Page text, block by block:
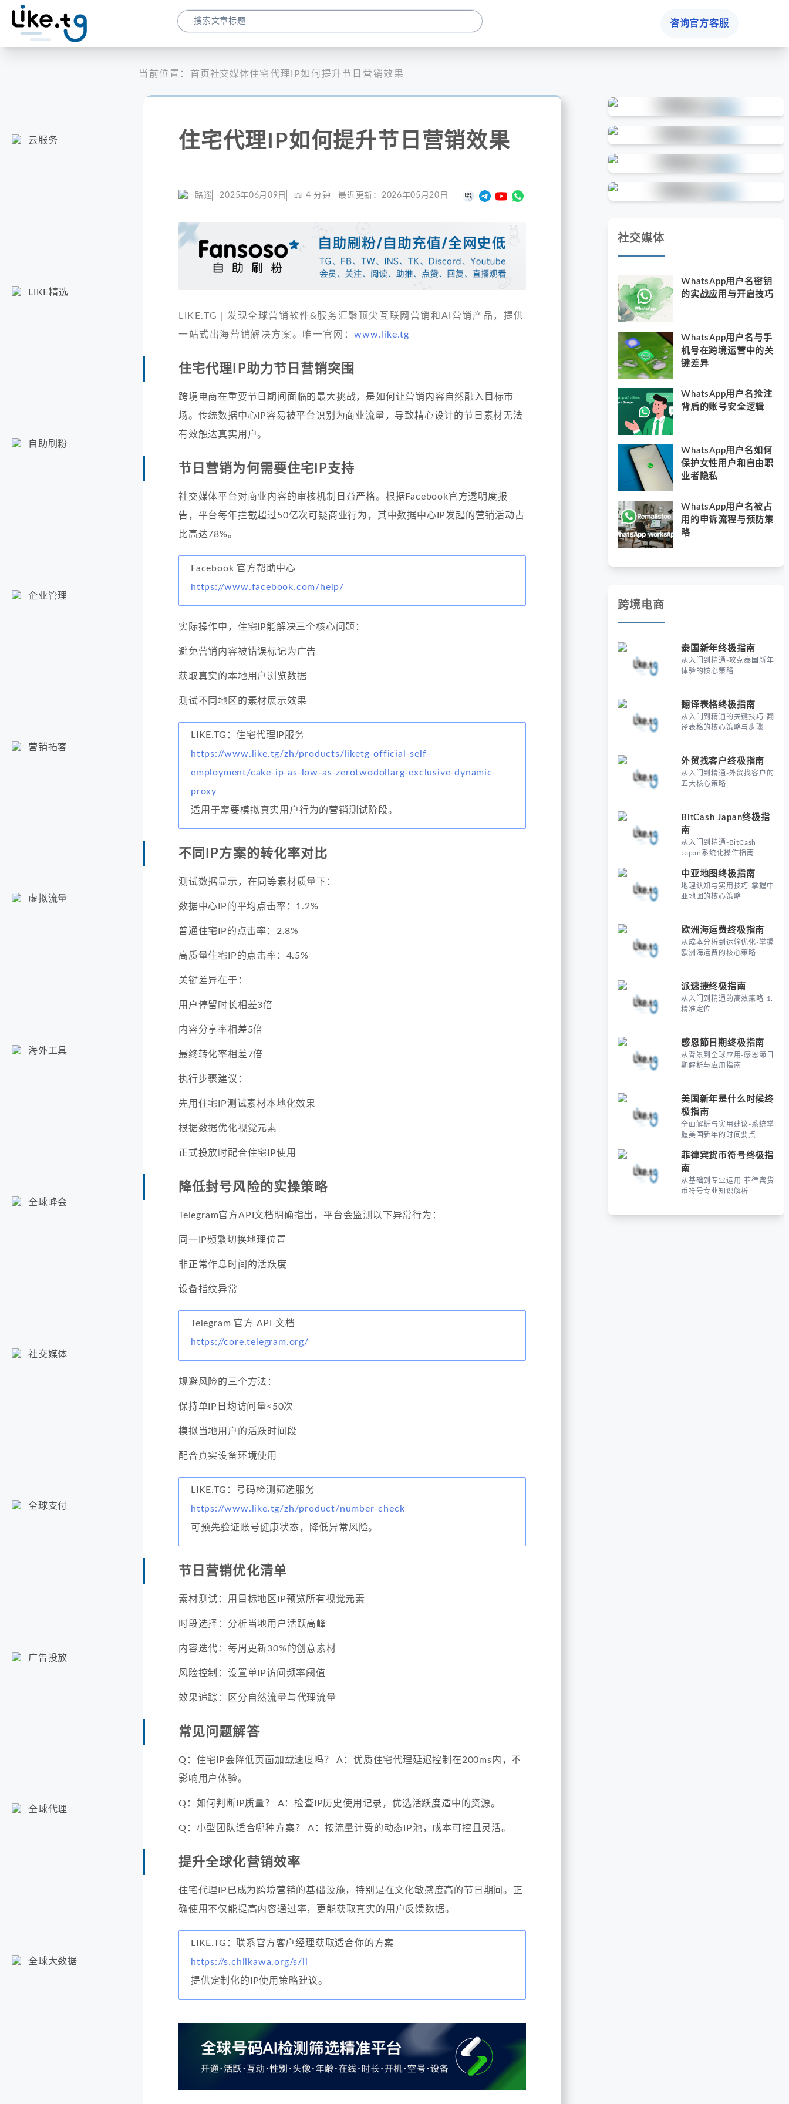
咨询官方客服
云服务
LIKE精选
自助刷粉
企业管理
营销拓客
虚拟流量
海外工具
全球峰会
社交媒体
全球支付
广告投放
全球代理
全球大数据
当前位置： 首页社交媒体住宅代理IP如何提升节日营销效果
住宅代理IP如何提升节日营销效果
路遥 2025年06月09日 📖 4 分钟 最近更新： 2026年05月20日
LIKE.TG | 发现全球营销软件&服务汇聚顶尖互联网营销和AI营销产品，提供
一站式出海营销解决方案。唯一官网：www.like.tg
住宅代理IP助力节日营销突围
跨境电商在重要节日期间面临的最大挑战，是如何让营销内容自然融入目标市
场。传统数据中心IP容易被平台识别为商业流量，导致精心设计的节日素材无法
有效触达真实用户。
节日营销为何需要住宅IP支持
社交媒体平台对商业内容的审核机制日益严格。根据Facebook官方透明度报
告，平台每年拦截超过50亿次可疑商业行为，其中数据中心IP发起的营销活动占
比高达78%。
Facebook 官方帮助中心
https://www.facebook.com/help/
实际操作中，住宅IP能解决三个核心问题：
避免营销内容被错误标记为广告
获取真实的本地用户浏览数据
测试不同地区的素材展示效果
LIKE.TG：住宅代理IP服务
https://www.like.tg/zh/products/liketg-official-self-
employment/cake-ip-as-low-as-zerotwodollarg-exclusive-dynamic-
proxy
适用于需要模拟真实用户行为的营销测试阶段。
不同IP方案的转化率对比
测试数据显示，在同等素材质量下：
数据中心IP的平均点击率：1.2%
普通住宅IP的点击率：2.8%
高质量住宅IP的点击率：4.5%
关键差异在于：
用户停留时长相差3倍
内容分享率相差5倍
最终转化率相差7倍
执行步骤建议：
先用住宅IP测试素材本地化效果
根据数据优化视觉元素
正式投放时配合住宅IP使用
降低封号风险的实操策略
Telegram官方API文档明确指出，平台会监测以下异常行为：
同一IP频繁切换地理位置
非正常作息时间的活跃度
设备指纹异常
Telegram 官方 API 文档
https://core.telegram.org/
规避风险的三个方法：
保持单IP日均访问量<50次
模拟当地用户的活跃时间段
配合真实设备环境使用
LIKE.TG：号码检测筛选服务
https://www.like.tg/zh/product/number-check
可预先验证账号健康状态，降低异常风险。
节日营销优化清单
素材测试：用目标地区IP预览所有视觉元素
时段选择：分析当地用户活跃高峰
内容迭代：每周更新30%的创意素材
风险控制：设置单IP访问频率阈值
效果追踪：区分自然流量与代理流量
常见问题解答
Q：住宅IP会降低页面加载速度吗？ A：优质住宅代理延迟控制在200ms内，不
影响用户体验。
Q：如何判断IP质量？ A：检查IP历史使用记录，优选活跃度适中的资源。
Q：小型团队适合哪种方案？ A：按流量计费的动态IP池，成本可控且灵活。
提升全球化营销效率
住宅代理IP已成为跨境营销的基础设施，特别是在文化敏感度高的节日期间。正
确使用不仅能提高内容通过率，更能获取真实的用户反馈数据。
LIKE.TG：联系官方客户经理获取适合你的方案
https://s.chiikawa.org/s/li
提供定制化的IP使用策略建议。
社交媒体
WhatsApp用户名密钥
的实战应用与开启技巧
WhatsApp用户名与手
机号在跨境运营中的关
键差异
WhatsApp用户名抢注
背后的账号安全逻辑
WhatsApp用户名如何
保护女性用户和自由职
业者隐私
WhatsApp用户名被占
用的申诉流程与预防策
略
跨境电商
泰国新年终极指南
从入门到精通-攻克泰国新年
体验的核心策略
翻译表格终极指南
从入门到精通的关键技巧-翻
译表格的核心策略与步骤
外贸找客户终极指南
从入门到精通-外贸找客户的
五大核心策略
BitCash Japan终极指
南
从入门到精通-BitCash
Japan系统化操作指南
中亚地图终极指南
地理认知与实用技巧-掌握中
亚地图的核心策略
欧洲海运费终极指南
从成本分析到运输优化-掌握
欧洲海运费的核心策略
派速捷终极指南
从入门到精通的高效策略-1.
精准定位
感恩節日期终极指南
从背景到全球应用-感恩節日
期解析与应用指南
美国新年是什么时候终
极指南
全面解析与实用建议-系统掌
握美国新年的时间要点
菲律宾货币符号终极指
南
从基础到专业运用-菲律宾货
币符号专业知识解析